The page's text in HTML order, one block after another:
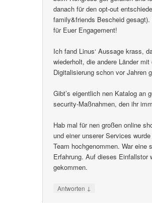
danach für den opt-out
family&friends Bescheid
für Euer Engagement!
Ich fand Linus‘ Aussage krass,
wiederholt, die andere Länder
Digitalisierung schon vor Jahren
Gibt’s eigentlich nen Katalog an
security-Maßnahmen, den ihr
Hab mal für nen großen online
und einer unserer Services
Team hochgenommen. War eine
Erfahrung. Auf dieses Einfallstor
gekommen.
Antworten ↓